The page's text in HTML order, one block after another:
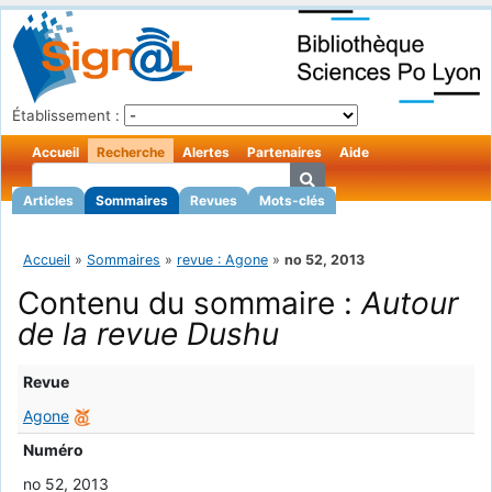
Établissement :
Accueil Recherche
Articles Sommaires Revues Mots-clés
Alertes Partenaires Aide
Accueil » Sommaires » revue : Agone » no 52, 2013
Contenu du sommaire :Autour
de la revue Dushu
Revue
Agone
Numéro
no 52, 2013